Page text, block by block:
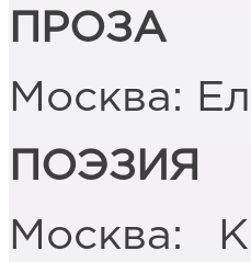
ПРОЗА
Москва:
ПОЭЗИЯ
Москва: